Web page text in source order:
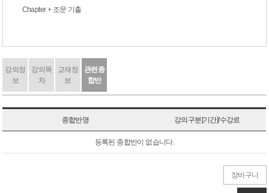
Chapter + 조문 기출
강의정
보
강의목
차
교재정
보
관련종
합반
종합반명 강의구분[기간]/수강료
등록된 종합반이 없습니다.
장바구니